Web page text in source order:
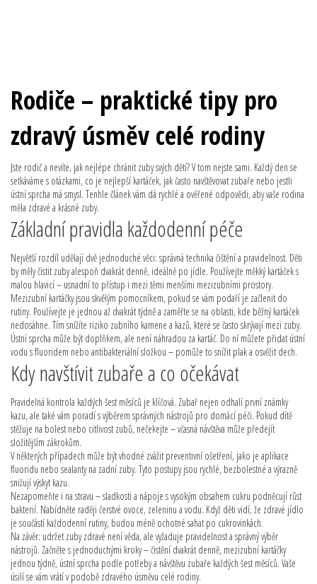
Rodiče – praktické tipy pro
zdravý úsměv celé rodiny
Jste rodič a nevíte, jak nejlépe chránit zuby svých dětí? V tom nejste sami. Každý den se
setkáváme s otázkami, co je nejlepší kartáček, jak často navštěvovat zubaře nebo jestli
ústní sprcha má smysl. Tenhle článek vám dá rychlé a ověřené odpovědi, aby vaše rodina
měla zdravé a krásné zuby.
Základní pravidla každodenní péče
Největší rozdíl udělají dvě jednoduché věci: správná technika čištění a pravidelnost. Děti
by měly čistit zuby alespoň dvakrát denně, ideálně po jídle. Používejte měkký kartáček s
malou hlavicí – usnadní to přístup i mezi těmi menšími mezizubními prostory.
Mezizubní kartáčky jsou skvělým pomocníkem, pokud se vám podaří je začlenit do
rutiny. Používejte je jednou až dvakrát týdně a zaměřte se na oblasti, kde běžný kartáček
nedosáhne. Tím snížíte riziko zubního kamene a kazů, které se často skrývají mezi zuby.
Ústní sprcha může být doplňkem, ale není náhradou za kartáč. Do ní můžete přidat ústní
vodu s fluoridem nebo antibakteriální složkou – pomůže to snížit plak a osvěžit dech.
Kdy navštívit zubaře a co očekávat
Pravidelná kontrola každých šest měsíců je klíčová. Zubař nejen odhalí první známky
kazu, ale také vám poradí s výběrem správných nástrojů pro domácí péči. Pokud dítě
stěžuje na bolest nebo citlivost zubů, nečekejte – včasná návštěva může předejít
složitějším zákrokům.
V některých případech může být vhodné zvážit preventivní ošetření, jako je aplikace
fluoridu nebo sealanty na zadní zuby. Tyto postupy jsou rychlé, bezbolestné a výrazně
snižují výskyt kazu.
Nezapomeňte i na stravu – sladkosti a nápoje s vysokým obsahem cukru podněcují růst
bakterií. Nabídněte raději čerstvé ovoce, zeleninu a vodu. Když děti vidí, že zdravé jídlo
je součástí každodenní rutiny, budou méně ochotné sahat po cukrovinkách.
Na závěr: udržet zuby zdravé není věda, ale vyžaduje pravidelnost a správný výběr
nástrojů. Začněte s jednoduchými kroky – čistění dvakrát denně, mezizubní kartáčky
jednou týdně, ústní sprcha podle potřeby a návštěvu zubaře každých šest měsíců. Vaše
úsilí se vám vrátí v podobě zdravého úsměvu celé rodiny.